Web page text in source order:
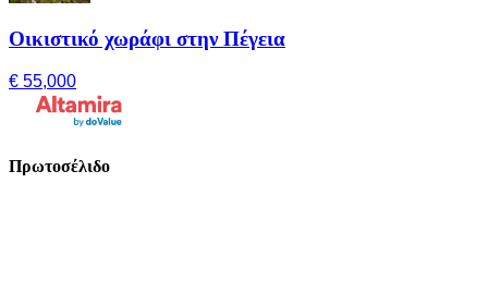
Οικιστικό χωράφι στην Πέγεια
€ 55,000
Πρωτοσέλιδο